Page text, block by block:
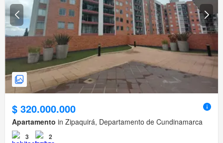
$ 320.000.000
Apartamento in Zipaquirá, Departamento de Cundinamarca
3 2